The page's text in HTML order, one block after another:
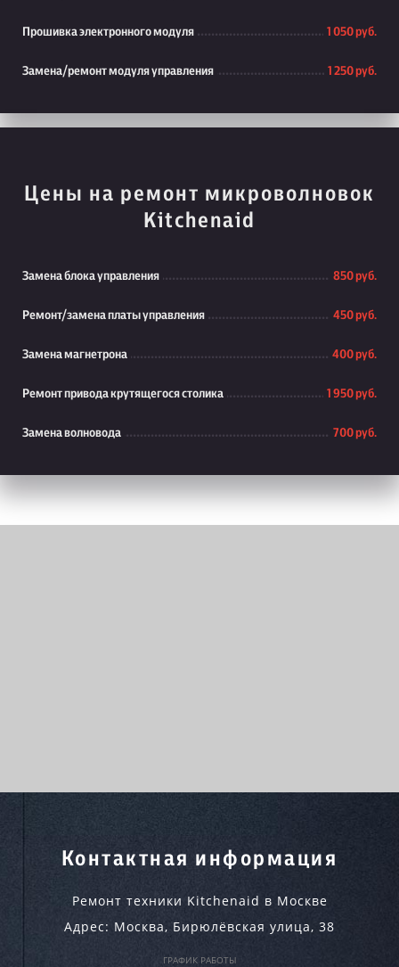
Прошивка электронного модуля 1 050 руб.
Замена/ремонт модуля управления 1 250 руб.
Цены на ремонт микроволновок
Kitchenaid
Замена блока управления 850 руб.
Ремонт/замена платы управления 450 руб.
Замена магнетрона 400 руб.
Ремонт привода крутящегося столика 1 950 руб.
Замена волновода 700 руб.
Контактная информация
Ремонт техники Kitchenaid в Москве
Адрес: Москва, Бирюлёвская улица, 38
ГРАФИК РАБОТЫ